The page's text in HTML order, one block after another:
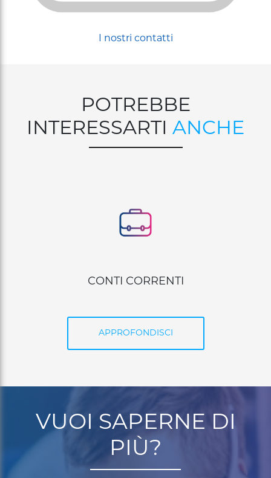
I nostri contatti
POTREBBE
INTERESSARTI ANCHE
CARTE DI PAGAMENTO
APPROFONDISCI
VUOI SAPERNE DI
PIÙ?